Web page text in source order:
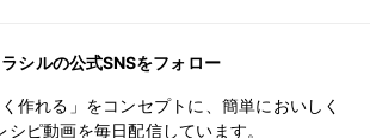
シルの公式SNSをフォロー
作れる」をコンセプトに、簡単においしく
シピ動画を毎日配信しています。